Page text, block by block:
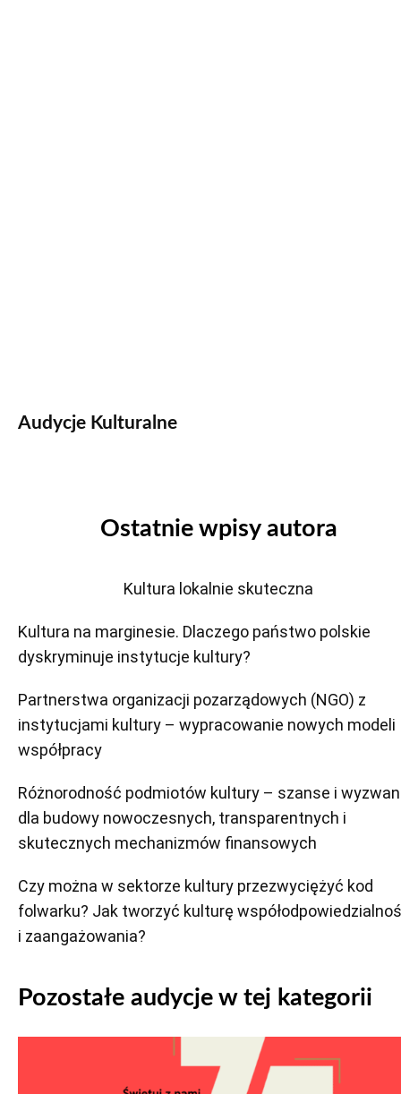
Audycje Kulturalne
Ostatnie wpisy autora
Kultura lokalnie skuteczna
Kultura na marginesie. Dlaczego państwo polskie
dyskryminuje instytucje kultury?
Partnerstwa organizacji pozarządowych (NGO) z
instytucjami kultury – wypracowanie nowych modeli
współpracy
Różnorodność podmiotów kultury – szanse i
dla budowy nowoczesnych, transparentnych i
skutecznych mechanizmów finansowych
Czy można w sektorze kultury przezwyciężyć kod
folwarku? Jak tworzyć kulturę
i zaangażowania?
Pozostałe audycje w tej kategorii